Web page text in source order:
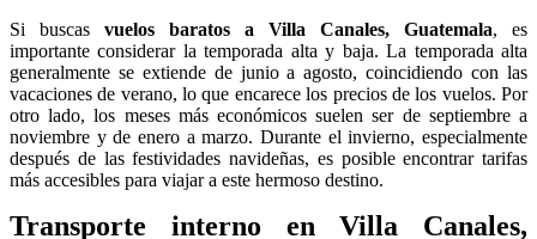
Si buscas vuelos baratos a Villa Canales, Guatemala, es
importante considerar la temporada alta y baja. La temporada alta
generalmente se extiende de junio a agosto, coincidiendo con las
vacaciones de verano, lo que encarece los precios de los vuelos. Por
otro lado, los meses más económicos suelen ser de septiembre a
noviembre y de enero a marzo. Durante el invierno, especialmente
después de las festividades navideñas, es posible encontrar tarifas
más accesibles para viajar a este hermoso destino.
Transporte interno en Villa Canales,